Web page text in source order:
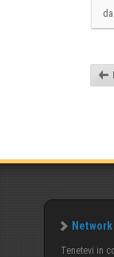
Network
Tenetevi in